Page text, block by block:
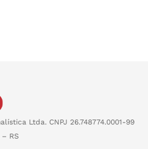
Ltda. CNPJ 26.748774.0001-99
RS